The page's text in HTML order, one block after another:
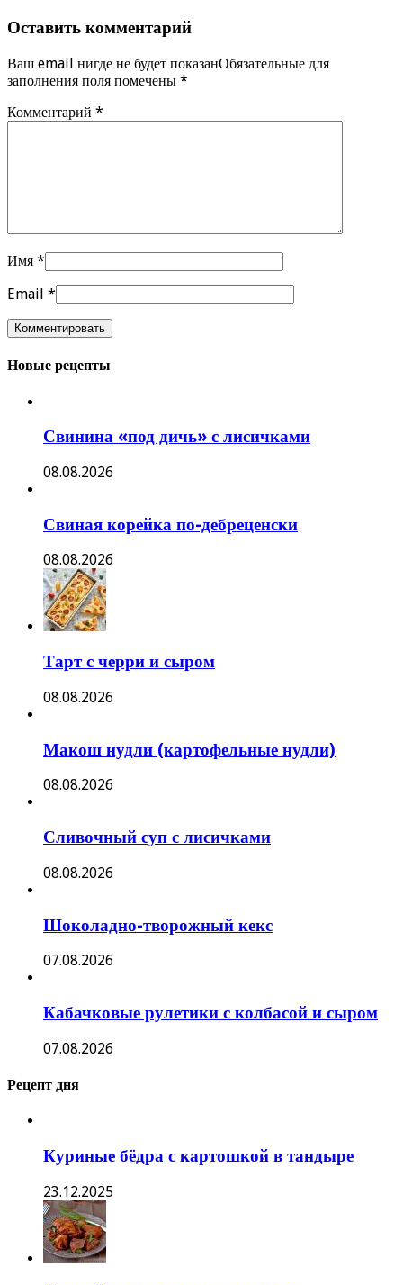
Оставить комментарий
Ваш email нигде не будет показанОбязательные для
заполнения поля помечены *
Комментарий *
Имя *
Email *
Новые рецепты
Свинина «под дичь» с лисичками
08.08.2026
Свиная корейка по-дебреценски
08.08.2026
Тарт с черри и сыром
08.08.2026
Макош нудли (картофельные нудли)
08.08.2026
Сливочный суп с лисичками
08.08.2026
Шоколадно-творожный кекс
07.08.2026
Кабачковые рулетики с колбасой и сыром
07.08.2026
Рецепт дня
Куриные бёдра с картошкой в тандыре
23.12.2025